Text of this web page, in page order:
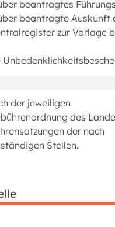
beantragtes
beantragte Auskunft
zur Vorlage
der jeweiligen
des
der nach
Stellen.